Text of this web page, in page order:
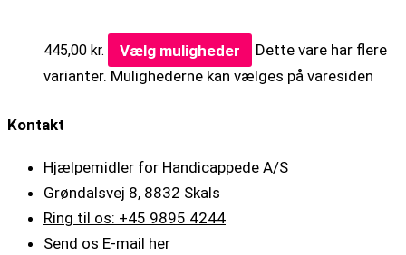
445,00 kr. Vælg muligheder
Dette vare har flere
varianter. Mulighederne kan vælges på varesiden
Kontakt
Hjælpemidler for Handicappede A/S
Grøndalsvej 8, 8832 Skals
Ring til os: +45 9895 4244
Send os E-mail her